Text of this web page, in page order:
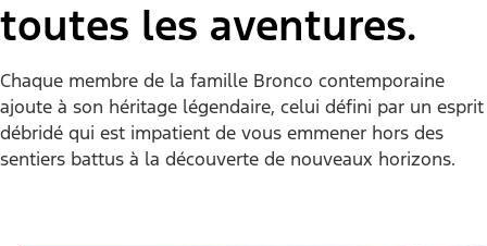
toutes les aventures.
Chaque membre de la famille Bronco contemporaine
ajoute à son héritage légendaire, celui défini par un esprit
débridé qui est impatient de vous emmener hors des
sentiers battus à la découverte de nouveaux horizons.